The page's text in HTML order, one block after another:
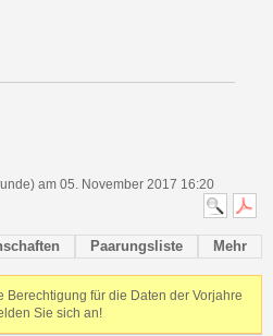
am 05. November 2017 16:20
Paarungsliste Mehr
für die Daten der Vorjahre
Sie sich an!